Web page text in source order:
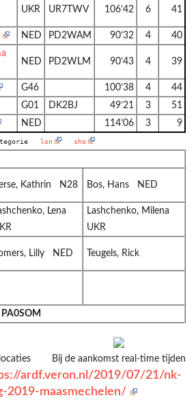
UKR UR7TWV 106’42 6 41
NED PD2WAM 90’32 4 40
NED
PD2WLM 90’43 4 39
G46 100’38 4
44
G01 DK2BJ 49’21 3
51
NED 114’06 3 9
lon sho
Kathrin N28 Bos, Hans NED
Lena
Lashchenko, Milena
UKR
Lilly NED Teugels, Rick
Bij de aankomst real-time tijden
ardf.veron.nl/2019/07/21/nk-
2019-maasmechelen/